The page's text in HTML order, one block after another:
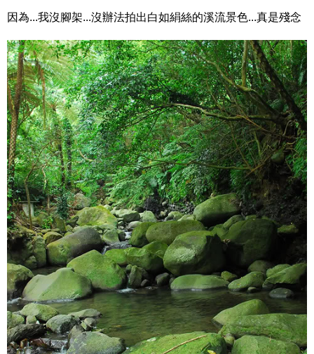
因為...我沒腳架...沒辦法拍出白如絹絲的溪流景色...真是殘念